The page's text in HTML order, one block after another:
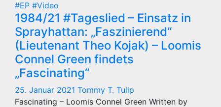
#EP #Video
1984/21 #Tageslied – Einsatz in
Sprayhattan: „Faszinierend“
(Lieutenant Theo Kojak) – Loomis
Connel Green findets
„Fascinating“
25. Januar 2021 Tommy T. Tulip
Fascinating – Loomis Connel Green Written by